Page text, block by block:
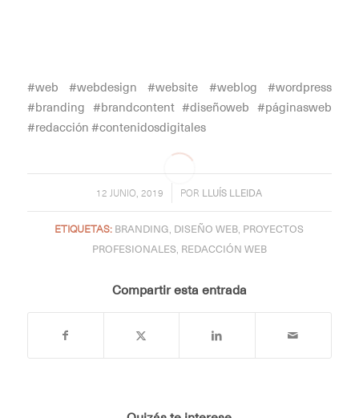
#web #webdesign #website #weblog #wordpress
#branding #brandcontent #diseñoweb #páginasweb
#redacción #contenidosdigitales
12 JUNIO, 2019
/ POR LLUÍS LLEIDA
ETIQUETAS:BRANDING, DISEÑO WEB, PROYECTOS
PROFESIONALES, REDACCIÓN WEB
Compartir esta entrada